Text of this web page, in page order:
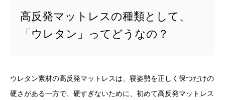
高反発マットレスの種類として、
「ウレタン」ってどうなの？
ウレタン素材の高反発マットレスは、寝姿勢を正しく保つだけの
硬さがある一方で、硬すぎないために、初めて高反発マットレス